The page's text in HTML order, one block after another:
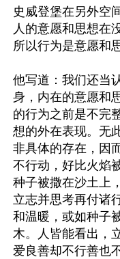
史威登堡在另外空
人的意愿和思想在
所以行为是意愿和
他写道：我们还当
身，内在的意愿和
的行为之前是不完
想的外在表现。无
非具体的存在，因
不行动，好比火焰
种子被撒在沙土上
立志并思考再付诸
和温暖，或如种子
木。人皆能看出，
爱良善却不行善也